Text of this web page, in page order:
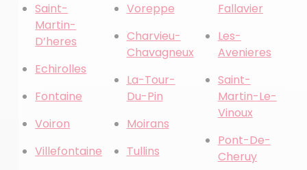
Saint-
Martin-
D’heres
Echirolles
Fontaine
Voiron
Villefontaine
Voreppe
Charvieu-
Chavagneux
La-Tour-
Du-Pin
Moirans
Tullins
Fallavier
Les-
Avenieres
Saint-
Martin-Le-
Vinoux
Pont-De-
Cheruy